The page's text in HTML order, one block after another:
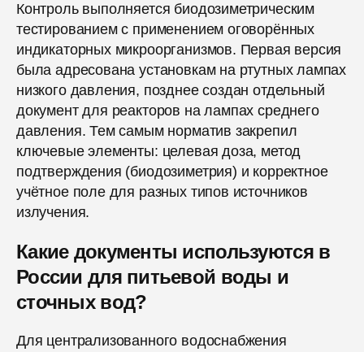
Контроль выполняется биодозиметрическим
тестированием с применением оговорённых
индикаторных микроорганизмов. Первая версия
была адресована установкам на ртутных лампах
низкого давления, позднее создан отдельный
документ для реакторов на лампах среднего
давления. Тем самым норматив закрепил
ключевые элементы: целевая доза, метод
подтверждения (биодозиметрия) и корректное
учётное поле для разных типов источников
излучения.
Какие документы используются в
России для питьевой воды и
сточных вод?
Для централизованного водоснабжения